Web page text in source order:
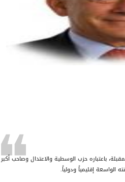
باعتباره حزب الوسطية والاعتدال وصاحب أكبر
الواسعة إقليمياً ودولياً.